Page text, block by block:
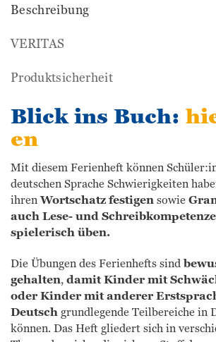
Beschreibung
VERITAS
Produktsicherheit
Blick ins Buch:
en
Mit diesem Ferienheft können
deutschen Sprache Schwierigkeiten
ihrenWortschatz festigensowie
auch Lese- und
spielerisch üben.
Die Übungen des Ferienhefts sind
gehalten,damit Kinder mit
oder Kinder mit anderer
Deutschgrundlegende Teilbereiche in
können. Das Heft gliedert sich in